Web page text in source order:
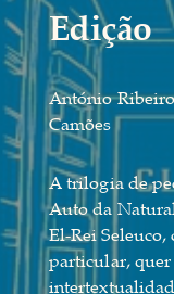
Edição
António
Camões
A trilogia de
Auto da
El-Rei
particular,